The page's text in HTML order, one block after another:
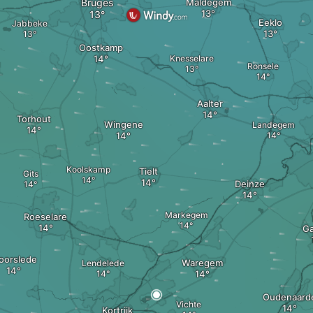
Vichte
Kortrijk
Markegem
Waregem
Lendelede
Aalter
Koolskamp
Wingene
Tielt
Oostkamp
Knesselare
Roeselare
Torhout
Gits
Ronsele
Deinze
Landegem
Bruges
Jabbeke Eeklo